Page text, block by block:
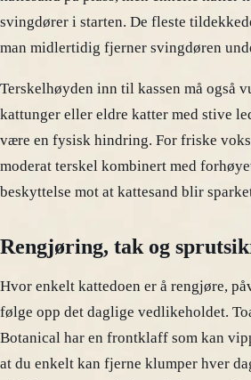
svingdører i starten. De fleste
man midlertidig fjerner svingdøren
Terskelhøyden inn til kassen må også
kattunger eller eldre katter med stive
være en fysisk hindring. For friske
moderat terskel kombinert med
beskyttelse mot at kattesand blir
Rengjøring, tak og
Hvor enkelt kattedoen er å rengjøre,
følge opp det daglige vedlikeholdet.
Botanical har en frontklaff som kan
at du enkelt kan fjerne klumper hver